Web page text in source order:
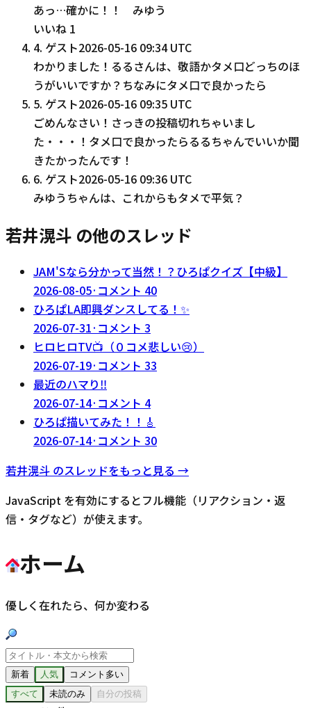
あっ…確かに！！ みゆう
いいね 1
4. ゲスト2026-05-16 09:34 UTC
わかりました！るるさんは、敬語かタメ口どっちのほ
うがいいですか？ちなみにタメ口で良かったら
5. ゲスト2026-05-16 09:35 UTC
ごめんなさい！さっきの投稿切れちゃいまし
た・・・！タメ口で良かったらるるちゃんでいいか聞
きたかったんです！
6. ゲスト2026-05-16 09:36 UTC
みゆうちゃんは、これからもタメで平気？
若井滉斗 の他のスレッド
JAM'Sなら分かって当然！？ひろぱクイズ【中級】
2026-08-05· コメント 40
ひろぱLA即興ダンスしてる！✨
2026-07-31· コメント 3
ヒロヒロTV📺（０コメ悲しい😢）
2026-07-19· コメント 33
最近のハマり‼️
2026-07-14· コメント 4
ひろぱ描いてみた！！🎸
2026-07-14· コメント 30
若井滉斗 のスレッドをもっと見る →
JavaScript を有効にするとフル機能（リアクション・返
信・タグなど）が使えます。
ホーム
優しく在れたら、何か変わる
新着 人気
コメント多い
すべて
未読のみ 自分の投稿